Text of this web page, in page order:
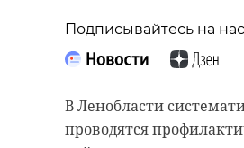
Подписывайтесь на
В Ленобласти
проводятся
запечатлел яркие огни
(Всеволожский район